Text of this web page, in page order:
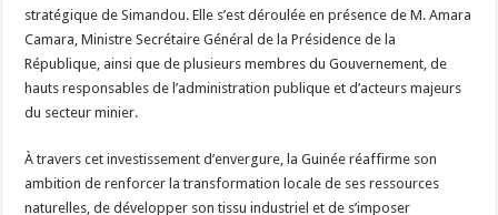
stratégique de Simandou. Elle s’est déroulée en présence de M. Amara
Camara, Ministre Secrétaire Général de la Présidence de la
République, ainsi que de plusieurs membres du Gouvernement, de
hauts responsables de l’administration publique et d’acteurs majeurs
du secteur minier.
À travers cet investissement d’envergure, la Guinée réaffirme son
ambition de renforcer la transformation locale de ses ressources
naturelles, de développer son tissu industriel et de s’imposer